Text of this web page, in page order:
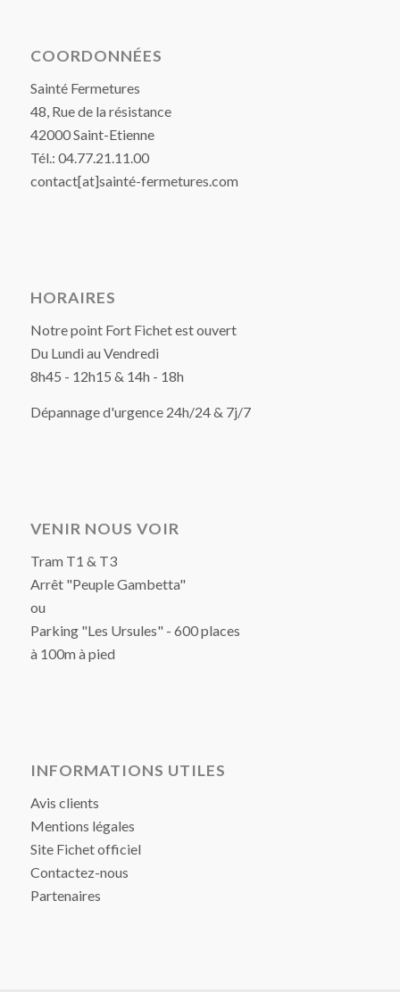
COORDONNÉES
Sainté Fermetures
48, Rue de la résistance
42000 Saint-Etienne
Tél.: 04.77.21.11.00
contact[at]sainté-fermetures.com
HORAIRES
Notre point Fort Fichet est ouvert
Du Lundi au Vendredi
8h45 - 12h15 & 14h - 18h
Dépannage d'urgence 24h/24 & 7j/7
VENIR NOUS VOIR
Tram T1 & T3
Arrêt "Peuple Gambetta"
ou
Parking "Les Ursules" - 600 places
à 100m à pied
INFORMATIONS UTILES
Avis clients
Mentions légales
Site Fichet officiel
Contactez-nous
Partenaires